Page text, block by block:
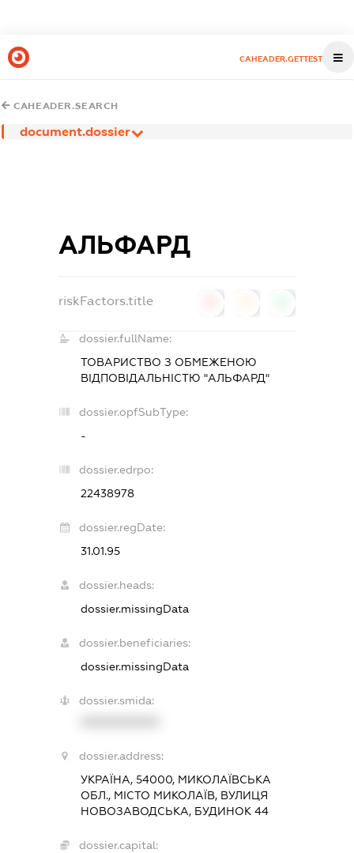
CAHEADER.GETTEST
CAHEADER.SEARCH
document.dossier
АЛЬФАРД
riskFactors.title
dossier.fullName:
ТОВАРИСТВО З ОБМЕЖЕНОЮ
ВІДПОВІДАЛЬНІСТЮ "АЛЬФАРД"
dossier.opfSubType:
-
dossier.edrpo:
22438978
dossier.regDate:
31.01.95
dossier.heads:
dossier.missingData
dossier.beneficiaries:
dossier.missingData
dossier.smida:
dossier.address:
УКРАЇНА, 54000, МИКОЛАЇВСЬКА
ОБЛ., МІСТО МИКОЛАЇВ, ВУЛИЦЯ
НОВОЗАВОДСЬКА, БУДИНОК 44
dossier.capital: